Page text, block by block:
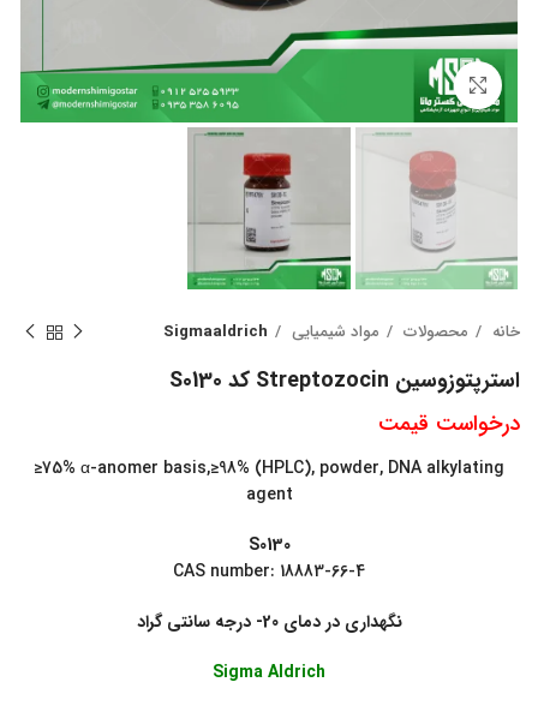
بزرگنمایی تصویر
خانه محصولات مواد شیمیایی Sigmaaldrich
استرپتوزوسین Streptozocin کد S0130
درخواست قیمت
≥75% α-anomer basis,≥98% (HPLC), powder, DNA alkylating
agent
S0130
CAS number: 18883-66-4
نگهداری در دمای 20- درجه سانتی گراد
Sigma Aldrich